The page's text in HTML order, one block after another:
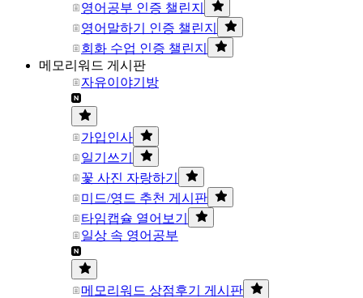
영어공부 인증 챌린지
영어말하기 인증 챌린지
회화 수업 인증 챌린지
메모리워드 게시판
자유이야기방
가입인사
일기쓰기
꽃 사진 자랑하기
미드/영드 추천 게시판
타임캡슐 열어보기
일상 속 영어공부
메모리워드 상점후기 게시판